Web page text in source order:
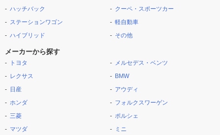
ハッチバック
ステーションワゴン
ハイブリッド
クーペ・スポーツカー
軽自動車
その他
メーカーから探す
トヨタ
レクサス
日産
ホンダ
三菱
マツダ
メルセデス・ベンツ
BMW
アウディ
フォルクスワーゲン
ポルシェ
ミニ